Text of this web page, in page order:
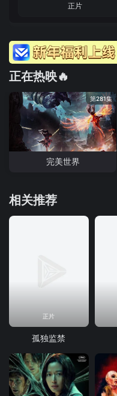
正片
正在热映🔥
第281集
完美世界
相关推荐
正片
孤独监禁